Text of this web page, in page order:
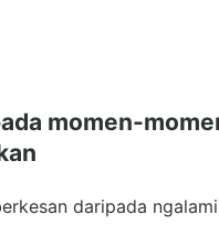
momen-
daripada